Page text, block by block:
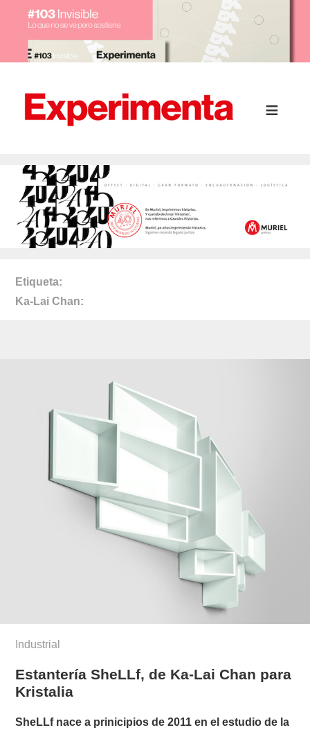
Etiqueta
Ka-Lai Chan
Industrial
Estantería SheLLf, de Ka-Lai Chan para
Kristalia
SheLLf nace a prinicipios de 2011 en el estudio de la